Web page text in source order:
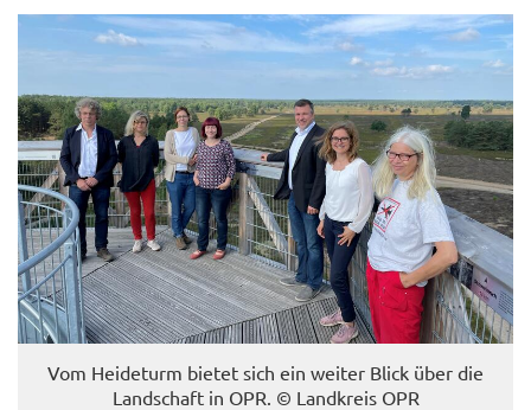
Vom Hei­de­turm bie­tet sich ein wei­ter Blick über die
Land­schaft in OPR. © Land­kreis OPR